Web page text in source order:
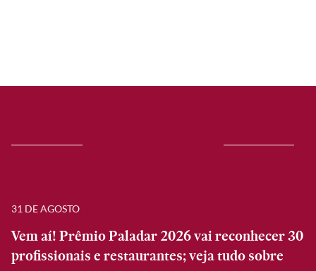
31 DE AGOSTO
Vem aí! Prêmio Paladar 2026 vai reconhecer 30
profissionais e restaurantes; veja tudo sobre